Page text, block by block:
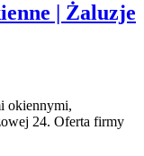
| Żaluzje
okiennymi,
24. Oferta firmy